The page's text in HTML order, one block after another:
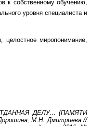
к собственному обучению,
уровня специалиста и
целостное миропонимание,
ДЕЛУ… (ПАМЯТИ
М.Н. Дмитриева //